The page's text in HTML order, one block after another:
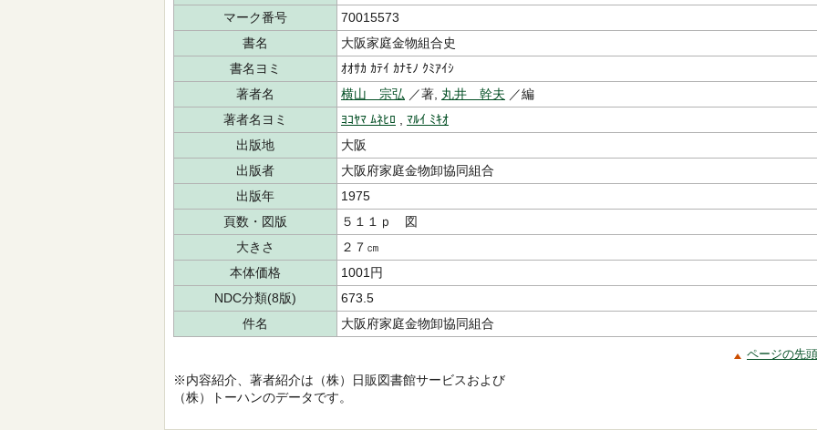
マーク番号
70015573
書名
大阪家庭金物組合史
書名ヨミ
ｵｵｻｶ ｶﾃｲ ｶﾅﾓﾉ ｸﾐｱｲｼ
著者名
横山 宗弘 ／著, 丸井 幹夫 ／編
著者名ヨミ
ﾖｺﾔﾏ ﾑﾈﾋﾛ
ﾏﾙｲ ﾐｷｵ
出版地
大阪
出版者
大阪府家庭金物卸協同組合
出版年
1975
頁数・図版
５１１ｐ 図
大きさ
２７㎝
本体価格
1001円
NDC分類(8版)
673.5
件名
大阪府家庭金物卸協同組合
ページの先
※内容紹介、著者紹介は（株）日販図書館サービスおよび
（株）トーハンのデータです。